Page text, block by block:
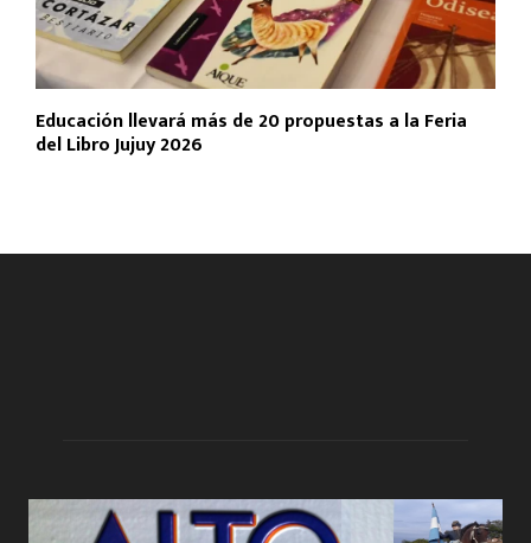
Educación llevará más de 20 propuestas a la Feria
del Libro Jujuy 2026